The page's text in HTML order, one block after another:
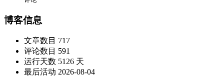
博客信息
文章数目 717
评论数目 591
运行天数 5126 天
最后活动 2026-08-04